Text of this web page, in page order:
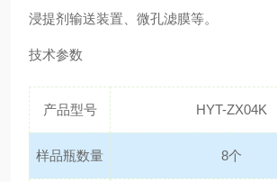
浸提剂输送装置、微孔滤膜等。
技术参数
产品型号 HYT-ZX04K
样品瓶数量 8个